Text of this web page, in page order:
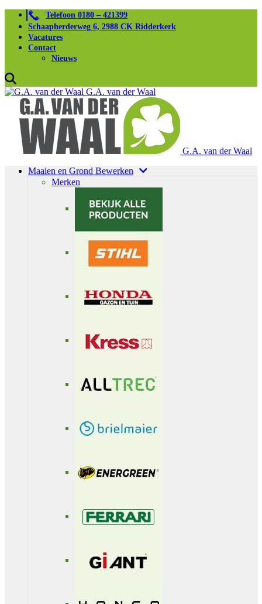
Telefoon 0180 – 421399
Schaapherderweg 6, 2988 CK Ridderkerk
Vacatures
Contact
Nieuws
G.A. van der Waal
G.A. van der Waal
Maaien en Grond Bewerken
Merken